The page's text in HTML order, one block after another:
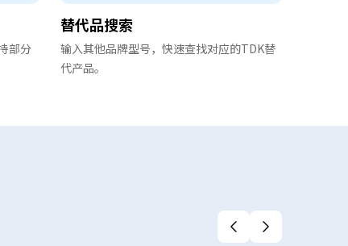
部分
替代品搜索
输入其他品牌型号，快速查找对应的TDK替
代产品。